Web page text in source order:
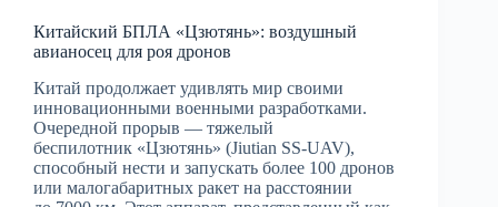
Китайский БПЛА «Цзютянь»: воздушный
авианосец для роя дронов
Китай продолжает удивлять мир своими
инновационными военными разработками.
Очередной прорыв — тяжелый
беспилотник «Цзютянь» (Jiutian SS-UAV),
способный нести и запускать более 100 дронов
или малогабаритных ракет на расстоянии